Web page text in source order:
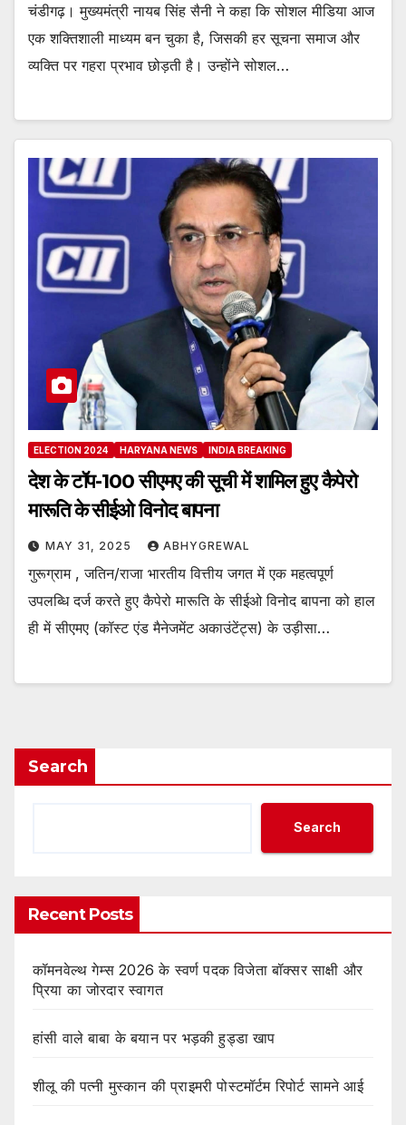
चंडीगढ़। मुख्यमंत्री नायब सिंह सैनी ने कहा कि सोशल मीडिया आज
एक शक्तिशाली माध्यम बन चुका है, जिसकी हर सूचना समाज और
व्यक्ति पर गहरा प्रभाव छोड़ती है। उन्होंने सोशल…
ELECTION 2024 HARYANA NEWS INDIA BREAKING
देश के टॉप-100 सीएमए की सूची में शामिल हुए कैपेरो
मारूति के सीईओ विनोद बापना
MAY 31, 2025 ABHYGREWAL
गुरूग्राम , जतिन/राजा भारतीय वित्तीय जगत में एक महत्वपूर्ण
उपलब्धि दर्ज करते हुए कैपेरो मारूति के सीईओ विनोद बापना को हाल
ही में सीएमए (कॉस्ट एंड मैनेजमेंट अकाउंटेंट्स) के उड़ीसा…
Search
Search
Recent Posts
कॉमनवेल्थ गेम्स 2026 के स्वर्ण पदक विजेता बॉक्सर साक्षी और
प्रिया का जोरदार स्वागत
हांसी वाले बाबा के बयान पर भड़की हुड्डा खाप
शीलू की पत्नी मुस्कान की प्राइमरी पोस्टमॉर्टम रिपोर्ट सामने आई